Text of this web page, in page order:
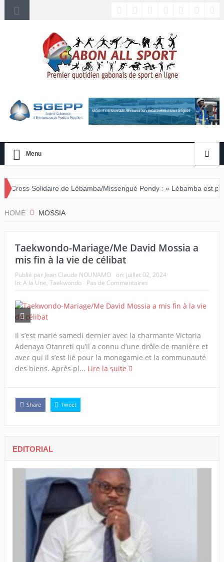
Menu
de Lébamba/Missengué Pendy : « Lébamba est prêt à accueillir ce
HOME MOSSIA
Taekwondo-Mariage/Me David Mossia a
mis fin à la vie de célibat
Publié par Jean Claude NOUNAMO on: juillet 02, 2024
In: A la Une, Taekwondo Pas de Commentaires
Il s’est marié samedi dernier avec la charmante Victoria
Adenaya Otanreti qu’il a connu d’une drôle de manière et
avec qui il s’est lié pour la monogamie et la communauté
des biens. Après pl... Lire la suite
Share Tweet
EDITORIAL